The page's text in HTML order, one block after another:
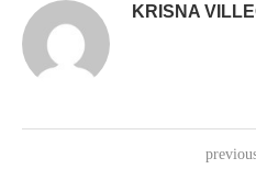
KRISNA